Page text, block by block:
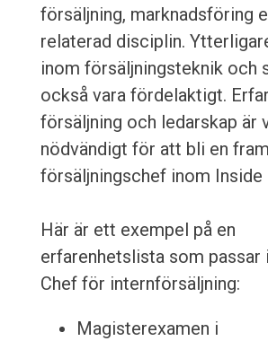
försäljning, marknadsföring
relaterad disciplin.
inom försäljningsteknik och
också vara fördelaktigt.
försäljning och ledarskap är
nödvändigt för att bli en
försäljningschef inom Inside
Här är ett exempel på en
erfarenhetslista som passar
Chef för internförsäljning:
Magisterexamen i